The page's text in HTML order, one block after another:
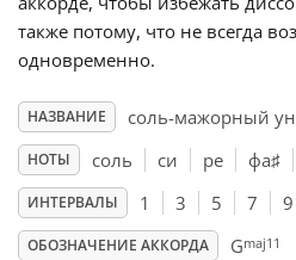
English
Español
Français
также потому, что не всегда
одновременно.
НАЗВАНИЕ соль-мажорный
НОТЫ соль си ре фа♯
ИНТЕРВАЛЫ 1 3 5 7 9
ОБОЗНАЧЕНИЕ АККОРДА Gmaj11